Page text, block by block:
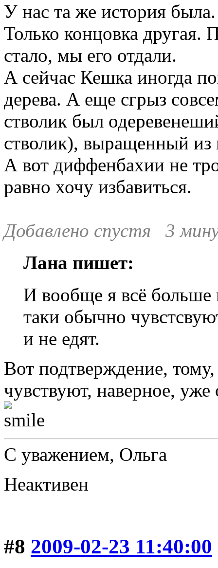
У нас та же история
Только концовка другая.
стало, мы его отдали.
А сейчас Кешка иногда
дерева. А еще сгрыз
стволик был
стволик), выращенный из
А вот диффенбахии не
равно хочу избавиться.
Добавлено спустя 3
Лана пишет:
И вообще я всё больше
таки обычно
и не едят.
Вот подтверждение,
чувствуют, наверное,
С уважением, Ольга
Неактивен
#8 2009-02-23 11:40:00